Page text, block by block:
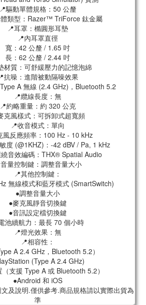
📍驅動單體規格：50 公釐
類型：Razer™ TriForce 鈦金屬
📍耳罩：橢圓形耳墊
📍內耳罩直徑
寬：42 公釐 / 1.65 吋
長：62 公釐 / 2.44 吋
材質：可舒緩壓力的記憶泡綿
抗噪：進階被動隔噪效果
A 無線 (2.4 GHz)，Bluetooth 5.2
📍纜線長度：無
📍約略重量：約 320 公克
克風樣式：可拆卸式超寬頻
📍收音模式：單向
風反應頻率：100 Hz - 10 kHz
度 (@1KHZ)：-42 dBV / Pa, 1 kHz
音效編碼：THX® Spatial Audio
量控制鍵：調整音量大小
📍其他控制鍵：
無線模式和藍牙模式 (SmartSwitch)
●調整音量大小
●麥克風靜音切換鍵
●音訊設定檔切換鍵
池續航力：最長 70 個小時
📍燈光效果：無
📍相容性：
A 2.4 GHz，Bluetooth 5.2）
(Type A 2.4 GHz)
支援 Type A 或 Bluetooth 5.2）
●Android 和 iOS
及說明.僅供參考.商品規格請以實際出貨為
準